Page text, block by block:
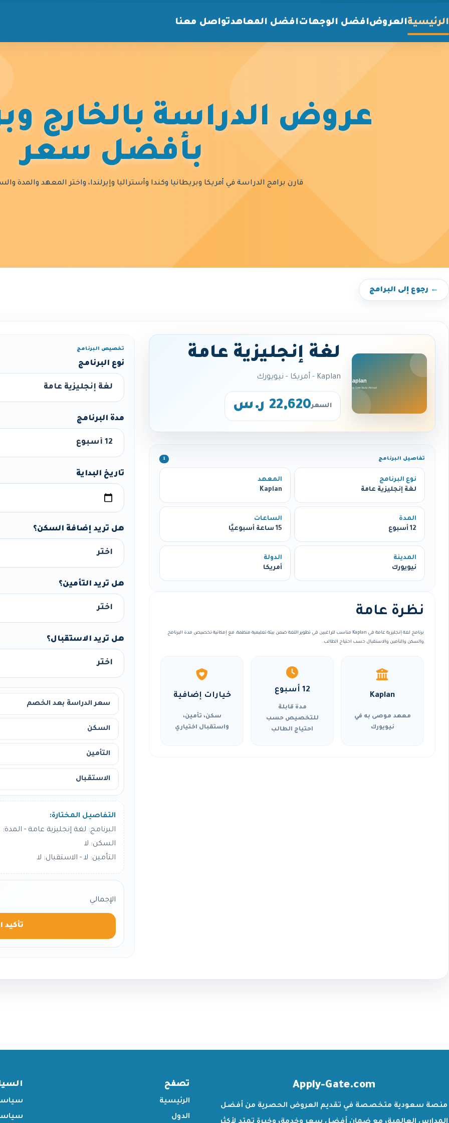
الرئيسيةالعروضافضل الوجهاتافضل المعاهدتواصل معنا
عروض الدراسة بالخارج
بأفضل سعر
قارن برامج الدراسة في أمريكا وبريطانيا وكندا وأستراليا وإيرلندا، واختر المعهد والمدة
← رجوع إلى البرامج
لغة إنجليزية عامة
Kaplan - أمريكا - نيويورك
السعر22,620 ر.س
تفاصيل البرنامج ℹ️
نوع البرنامج
لغة إنجليزية عامة
المعهد
Kaplan
المدة
12 أسبوع
الساعات
15 ساعة أسبوعيًا
المدينة
نيويورك
الدولة
أمريكا
نظرة عامة
برنامج لغة إنجليزية عامة في Kaplan مناسب للراغبين في تطوير اللغة ضمن بيئة تعليمية منظمة، مع إمكانية تخصيص مدة البرنامج
والسكن والتأمين والاستقبال حسب احتياج الطالب.
Kaplan
معهد موصى به في
نيويورك
12 أسبوع
مدة قابلة
للتخصيص حسب
احتياج الطالب
خيارات إضافية
سكن، تأمين،
واستقبال اختياري
تخصيص البرنامج
نوع البرنامج
مدة البرنامج
تاريخ البداية
هل تريد إضافة السكن؟
هل تريد التأمين؟
هل تريد الاستقبال؟
سعر الدراسة بعد الخصم
السكن
التأمين
الاستقبال
التفاصيل المختارة:
البرنامج: لغة إنجليزية عامة - المدة: 12 أسبوع
السكن: لا
التأمين: لا - الاستقبال: لا
الإجمالي
تأكيد
Apply-Gate.com
منصة سعودية متخصصة في تقديم العروض الحصرية من أفضل
تصفح
الرئيسية
الدول